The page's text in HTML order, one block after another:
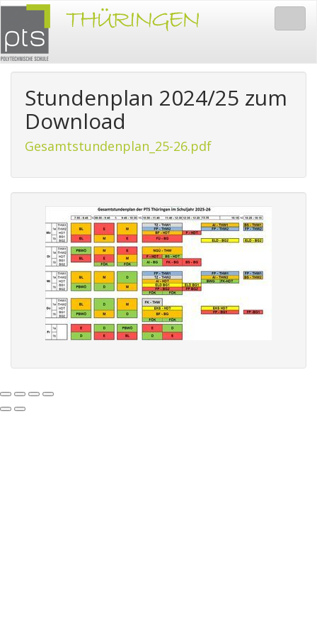
Stundenplan 2024/25 zum
Download
Gesamtstundenplan_25-26.pdf